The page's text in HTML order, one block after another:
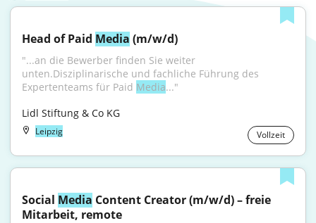
Head of Paid Media (m/w/d)
"...an die Bewerber finden Sie weiter
unten.Disziplinarische und fachliche Führung des
Expertenteams für Paid Media..."
Lidl Stiftung & Co KG
Leipzig Vollzeit
Social Media Content Creator (m/w/d) – freie
Mitarbeit, remote